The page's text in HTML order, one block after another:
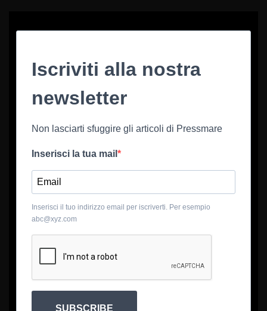
Iscriviti alla nostra
newsletter
Non lasciarti sfuggire gli articoli di Pressmare
Inserisci la tua mail
Inserisci il tuo indirizzo email per iscriverti. Per esempio
abc@xyz.com
SUBSCRIBE